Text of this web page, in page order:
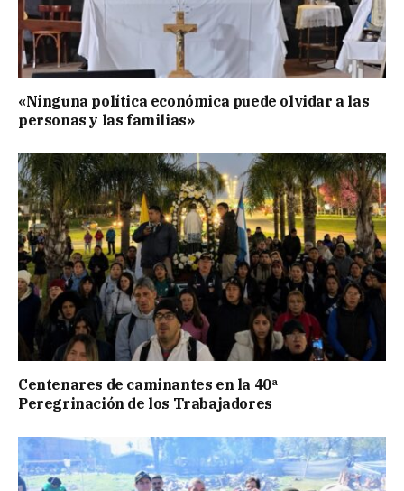
«Ninguna política económica puede olvidar a las
personas y las familias»
Centenares de caminantes en la 40ª
Peregrinación de los Trabajadores